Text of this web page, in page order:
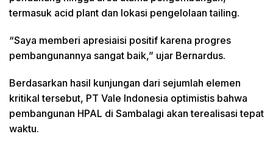
termasuk acid plant dan lokasi pengelolaan tailing.
“Saya memberi apresiaisi positif karena progres
pembangunannya sangat baik,” ujar Bernardus.
Berdasarkan hasil kunjungan dari sejumlah elemen
kritikal tersebut, PT Vale Indonesia optimistis bahwa
pembangunan HPAL di Sambalagi akan terealisasi tepat
waktu.